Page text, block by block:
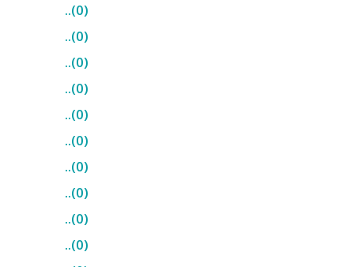
..(0)
..(0)
..(0)
..(0)
..(0)
..(0)
..(0)
..(0)
..(0)
..(0)